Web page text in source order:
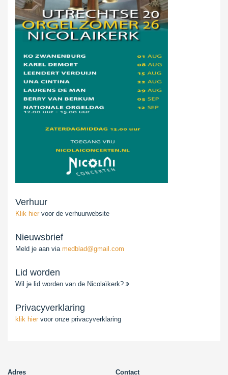
Verhuur
Klik hier voor de verhuurwebsite
Nieuwsbrief
Meld je aan via medblad@gmail.com
Lid worden
Wil je lid worden van de Nicolaïkerk?
Privacyverklaring
klik hier voor onze privacyverklaring
Adres Contact